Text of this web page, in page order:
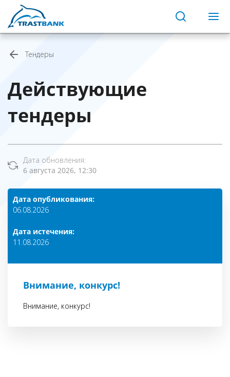
Тендеры
Действующие
тендеры
Дата обновления:
6 августа 2026, 12:30
Дата опубликования:
06.08.2026
Дата истечения:
11.08.2026
Внимание, конкурс!
Внимание, конкурс!